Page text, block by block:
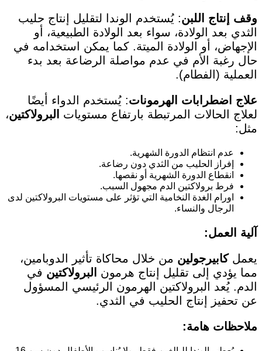
وقف إنتاج اللبن: يُستخدم الوندا لتقليل إنتاج حليب
الثدي بعد الولادة، سواء بعد الولادة الطبيعية، أو
الإجهاض، أو الولادة الميتة. كما يمكن استخدامه في
حال رغبة الأم في عدم مواصلة الرضاعة بعد بدء
العملية (الفطام).
علاج اضطرابات الهرمونات: يُستخدم الدواء أيضًا
لعلاج الحالات المرتبطة بارتفاع مستويات
البرولاكتين،
مثل:
عدم انتظام الدورة الشهرية.
إفراز الحليب من الثدي دون رضاعة.
انقطاع الدورة الشهرية أو نقصها.
فرط برولاكتين الدم مجهول السبب.
اورام الغدة النخامية التي تؤثر على مستويات البرولاكتين لدى
الرجال والنساء.
آلية العمل:
يعملكابيرجولين من خلال محاكاة تأثير الدوبامين،
مما يؤدي إلى تقليل إنتاج هرمون
البرولاكتين في
الدم. يُعد البرولاكتين الهرمون الرئيسي المسؤول
عن تحفيز إنتاج الحليب في الثدي.
ملاحظات هامة: